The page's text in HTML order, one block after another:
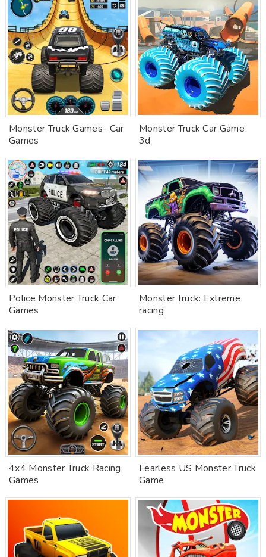
Monster Truck Games- Car
Games
Monster Truck Car Game
3d
Police Monster Truck Car
Games
Monster truck: Extreme
racing
4x4 Monster Truck Racing
Games
Fearless US Monster Truck
Game